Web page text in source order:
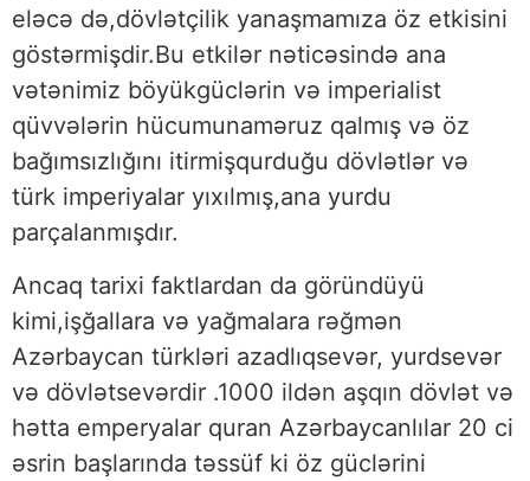
eləcə də,dövlətçilik yanaşmamıza öz etkisini
göstərmişdir.Bu etkilər nəticəsində ana
vətənimiz böyükgüclərin və imperialist
qüvvələrin hücumunaməruz qalmış və öz
bağımsızlığını itirmişqurduğu dövlətlər və
türk imperiyalar yıxılmış,ana yurdu
parçalanmışdır.
Ancaq tarixi faktlardan da göründüyü
kimi,işğallara və yağmalara rəğmən
Azərbaycan türkləri azadlıqsevər, yurdsevər
və dövlətsevərdir .1000 ildən aşqın dövlət və
hətta emperyalar quran Azərbaycanlılar 20 ci
əsrin başlarında təssüf ki öz güclərini